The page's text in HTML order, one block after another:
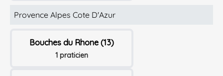
Provence Alpes Cote D'Azur
Bouches du Rhone (13)
1 praticien